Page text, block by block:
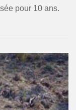
pour 10 ans.